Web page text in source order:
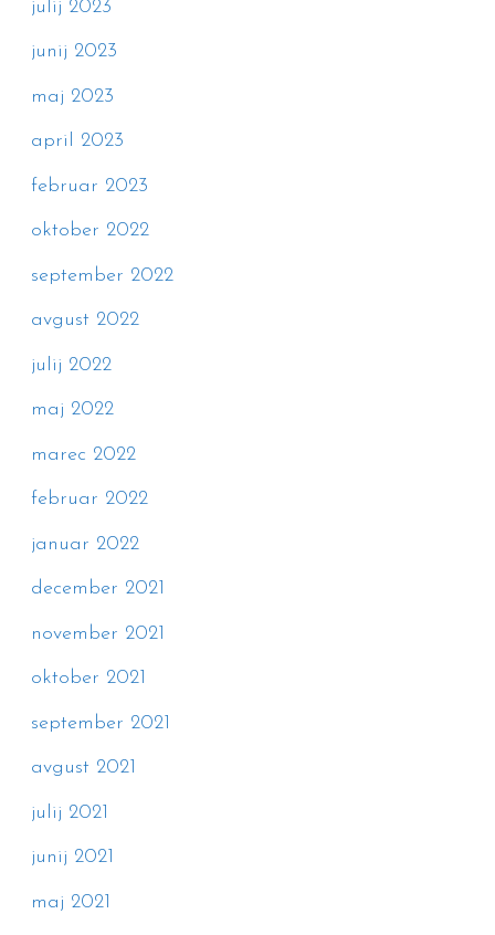
julij 2023
junij 2023
maj 2023
april 2023
februar 2023
oktober 2022
september 2022
avgust 2022
julij 2022
maj 2022
marec 2022
februar 2022
januar 2022
december 2021
november 2021
oktober 2021
september 2021
avgust 2021
julij 2021
junij 2021
maj 2021